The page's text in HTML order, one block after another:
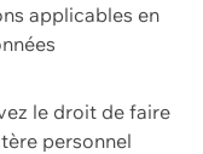
applicables en
le droit de faire
personnel